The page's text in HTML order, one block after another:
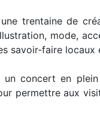
trentaine de
mode,
savoir-faire locaux
concert en
permettre aux